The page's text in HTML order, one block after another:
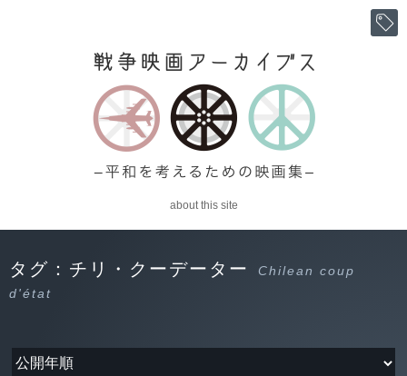
about this site
タグ：チリ・クーデーター
Chilean coup
d'état